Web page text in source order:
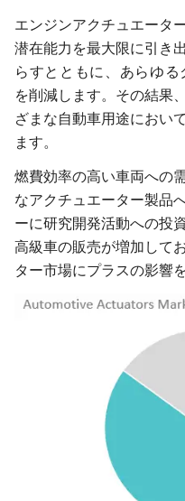
エンジンアクチュエータ
潜在能力を最大限に引き
らすとともに、あらゆ
を削減します。その結果
ざまな自動車用途におい
ます。
燃費効率の高い車両への
なアクチュエーター製品
ーに研究開発活動への投
高級車の販売が増加して
ター市場にプラスの影響